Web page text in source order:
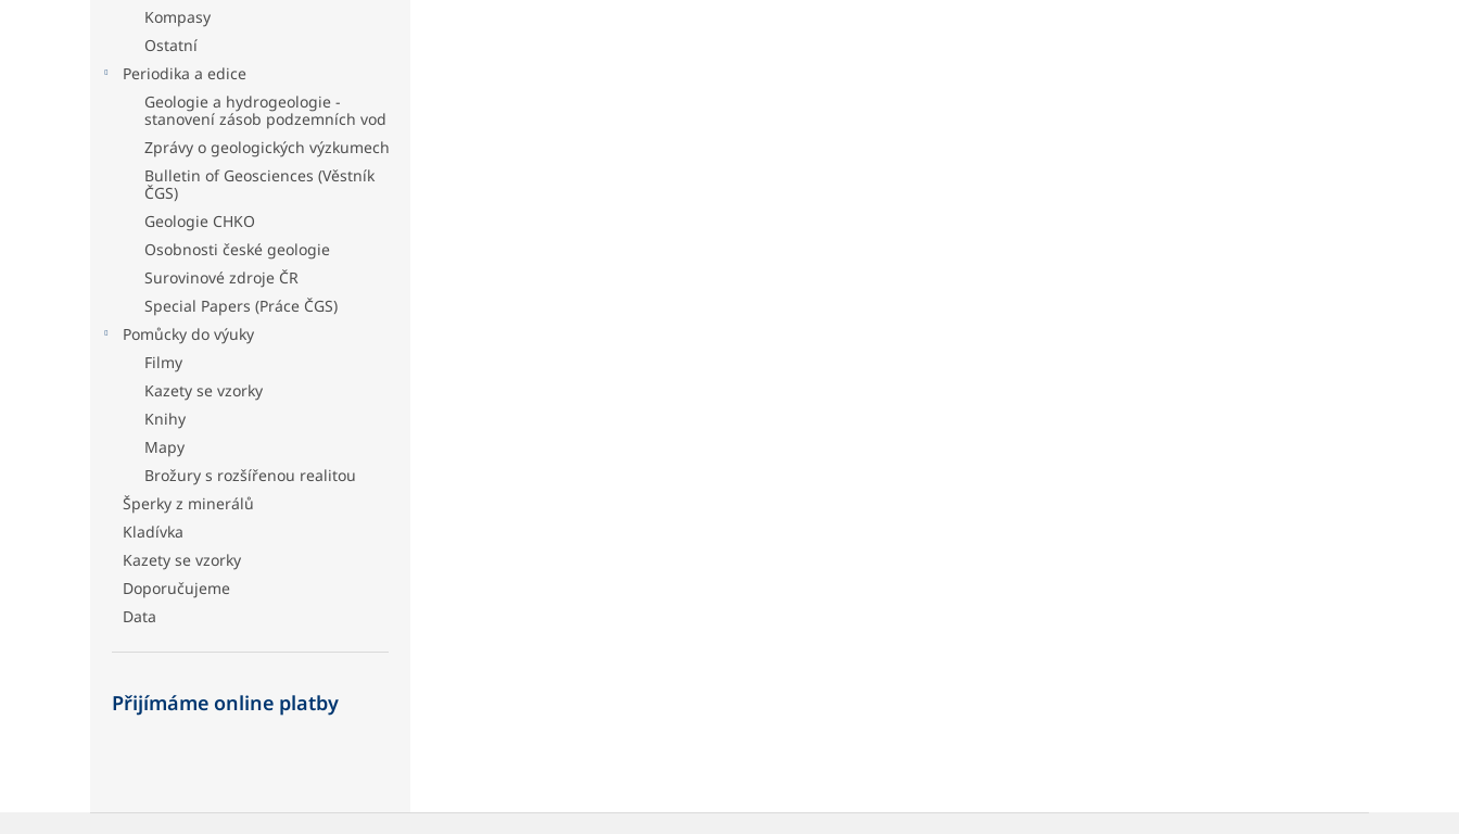
Kompasy
Ostatní
Periodika a edice
Geologie a hydrogeologie -
stanovení zásob podzemních vod
Zprávy o geologických výzkumech
Bulletin of Geosciences (Věstník
ČGS)
Geologie CHKO
Osobnosti české geologie
Surovinové zdroje ČR
Special Papers (Práce ČGS)
Pomůcky do výuky
Filmy
Kazety se vzorky
Knihy
Mapy
Brožury s rozšířenou realitou
Šperky z minerálů
Kladívka
Kazety se vzorky
Doporučujeme
Data
Přijímáme online platby